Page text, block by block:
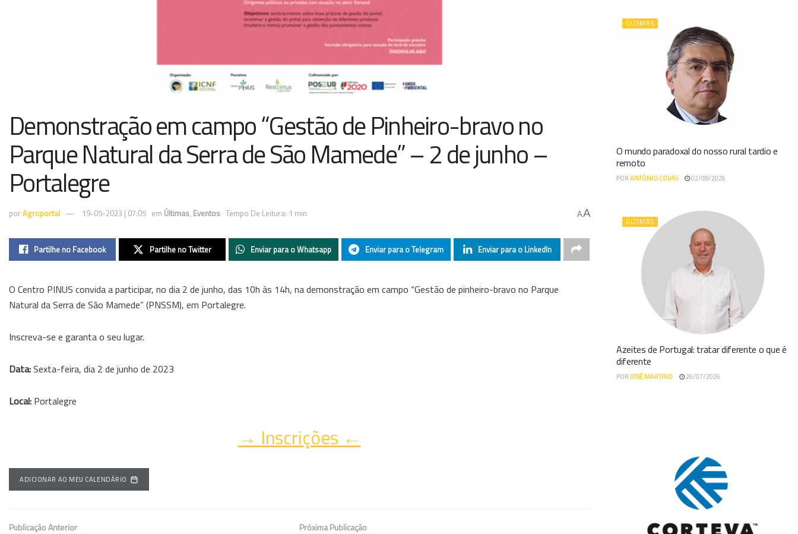
Demonstração em campo “Gestão de Pinheiro-bravo no
Parque Natural da Serra de São Mamede” – 2 de junho –
Portalegre
porAgroportal 19-05-2023 | 07:05 em Últimas, Eventos Tempo De Leitura: 1 min AA
Partilhe no Facebook Partilhe no Twitter Enviar para o Whatsapp Enviar para o Telegram Enviar para o LinkedIn
O Centro PINUS convida a participar, no dia 2 de junho, das 10h às 14h, na demonstração em campo “Gestão de pinheiro-bravo no Parque
Natural da Serra de São Mamede” (PNSSM), em Portalegre.
Inscreva-se e garanta o seu lugar.
Data:Sexta-feira, dia 2 de junho de 2023
Local: Portalegre
→ Inscrições ←
ADICIONAR AO MEU CALENDÁRIO
Publicação Anterior Próxima Publicação
ÚLTIMAS
O mundo paradoxal do nosso rural tardio e
remoto
PORANTÓNIO COVAS 02/08/2026
ÚLTIMAS
Azeites de Portugal: tratar diferente o que é
diferente
PORJOSÉ MARTINO 26/07/2026